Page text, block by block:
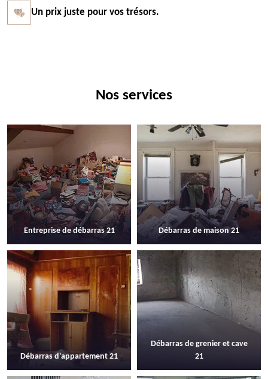
Un prix juste pour vos trésors.
Nos services
Entreprise de débarras 21 Débarras de maison 21
Débarras d'appartement 21
Débarras de grenier et cave
21